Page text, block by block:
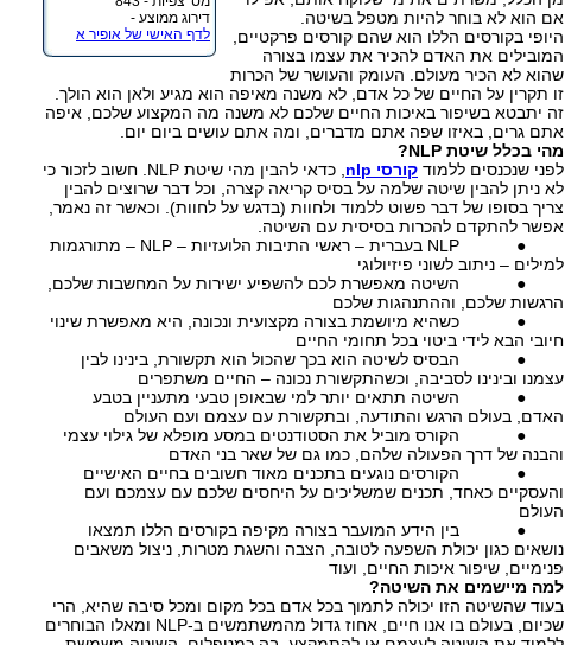
דירוג ממוצע -
לדף האישי של אופיר א
אם הוא לא בוחר להיות מטפל בשיטה.
היופי בקורסים הללו הוא שהם קורסים פרקטיים,
המובילים את האדם להכיר את עצמו בצורה
שהוא לא הכיר מעולם. העומק והעושר של הכרות
זו תקרין על החיים של כל אדם, לא משנה מאיפה הוא מגיע ולאן הוא הולך.
זה יתבטא בשיפור באיכות החיים שלכם לא משנה מה המקצוע שלכם, איפה
אתם גרים, באיזו שפה אתם מדברים, ומה אתם עושים ביום יום.
מהי בכלל שיטת NLP?
לפני שנכנסים ללמוד קורסי nlp
, כדאי להבין מהי שיטת NLP. חשוב לזכור כי
לא ניתן להבין שיטה שלמה על בסיס קריאה קצרה, וכל דבר שרוצים להבין
צריך בסופו של דבר פשוט ללמוד ולחוות (בדגש על לחוות). וכאשר זה נאמר,
אפשר להתקדם להכרות בסיסית עם השיטה.
● NLP בעברית – ראשי התיבות הלועזיות – NLP – מתורגמות
למילים – ניתוב לשוני פיזיולוגי
● השיטה מאפשרת לכם להשפיע ישירות על המחשבות שלכם,
הרגשות שלכם, וההתנהגות שלכם
● כשהיא מיושמת בצורה מקצועית ונכונה, היא מאפשרת שינוי
חיובי הבא לידי ביטוי בכל תחומי החיים
● הבסיס לשיטה הוא בכך שהכול הוא תקשורת, בינינו לבין
עצמנו ובינינו לסביבה, וכשהתקשורת נכונה – החיים משתפרים
● השיטה תתאים יותר למי שבאופן טבעי מתעניין בטבע
האדם, בעולם הרגש והתודעה, ובתקשורת עם עצמם ועם העולם
● הקורס מוביל את הסטודנטים במסע מופלא של גילוי עצמי
והבנה של דרך הפעולה שלהם, כמו גם של שאר בני האדם
● הקורסים נוגעים בתכנים מאוד חשובים בחיים האישיים
והעסקיים כאחד, תכנים שמשליכים על היחסים שלכם עם עצמכם ועם
העולם
● בין הידע המועבר בצורה מקיפה בקורסים הללו תמצאו
נושאים כגון יכולת השפעה לטובה, הצבה והשגת מטרות, ניצול משאבים
פנימיים, שיפור איכות החיים, ועוד
למה מיישמים את השיטה?
בעוד שהשיטה הזו יכולה לתמוך בכל אדם בכל מקום ומכל סיבה שהיא, הרי
שכיום, בעולם בו אנו חיים, אחוז גדול מהמשתמשים ב-NLP ומאלו הבוחרים